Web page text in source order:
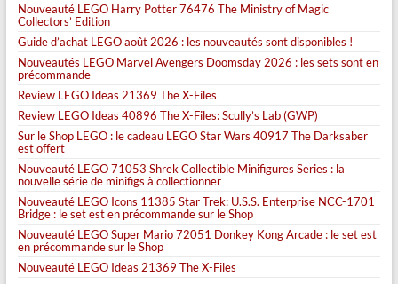
Nouveauté LEGO Harry Potter 76476 The Ministry of Magic
Collectors’ Edition
Guide d’achat LEGO août 2026 : les nouveautés sont disponibles !
Nouveautés LEGO Marvel Avengers Doomsday 2026 : les sets sont en
précommande
Review LEGO Ideas 21369 The X-Files
Review LEGO Ideas 40896 The X-Files: Scully’s Lab (GWP)
Sur le Shop LEGO : le cadeau LEGO Star Wars 40917 The Darksaber
est offert
Nouveauté LEGO 71053 Shrek Collectible Minifigures Series : la
nouvelle série de minifigs à collectionner
Nouveauté LEGO Icons 11385 Star Trek: U.S.S. Enterprise NCC-1701
Bridge : le set est en précommande sur le Shop
Nouveauté LEGO Super Mario 72051 Donkey Kong Arcade : le set est
en précommande sur le Shop
Nouveauté LEGO Ideas 21369 The X-Files